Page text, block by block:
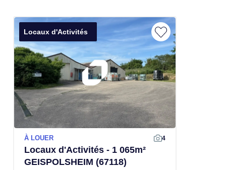
Locaux d'Activités
À LOUER 4
Locaux d'Activités - 1 065m²
GEISPOLSHEIM (67118)